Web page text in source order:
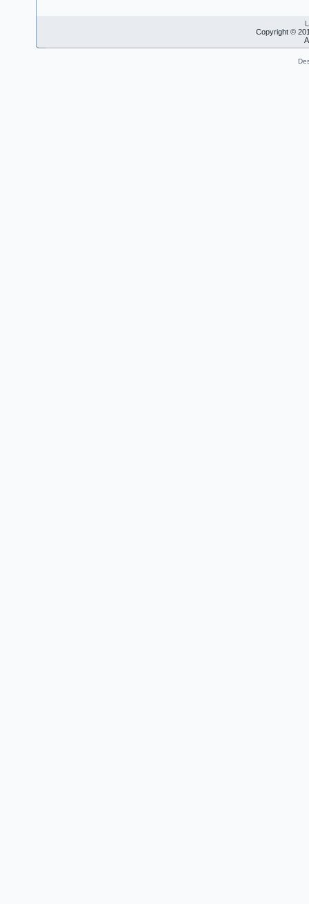
Copyright ©